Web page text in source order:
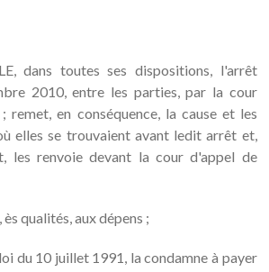
dans toutes ses dispositions, l'arrêt
2010, entre les parties, par la cour
remet, en conséquence, la cause et les
elles se trouvaient avant ledit arrêt et,
les renvoie devant la cour d'appel de
qualités, aux dépens ;
du 10 juillet 1991, la condamne à payer